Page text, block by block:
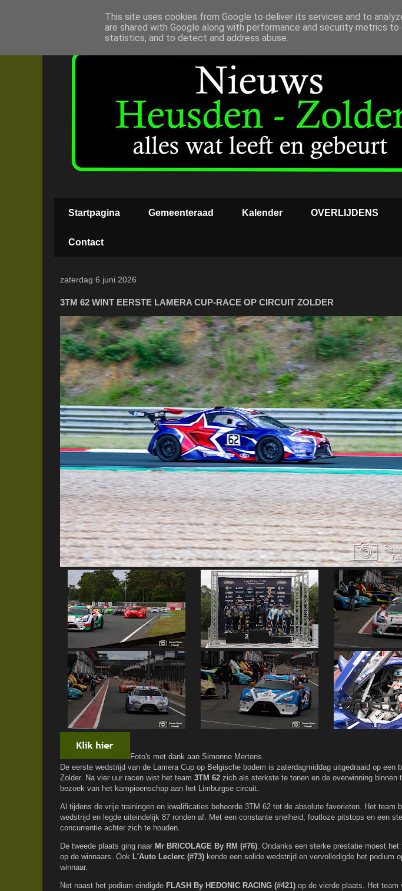
Startpagina Gemeenteraad Kalender OVERLIJDENS
Contact
zaterdag 6 juni 2026
3TM 62 WINT EERSTE LAMERA CUP-RACE OP CIRCUIT ZOLDER
Foto's met dank aan Simonne Mertens.
De eerste wedstrijd van de Lamera Cup op Belgische bodem is zaterdagmiddag uitgedraaid op een
Zolder. Na vier uur racen wist het team 3TM 62 zich als sterkste te tonen en de overwinning
bezoek van het kampioenschap aan het Limburgse circuit.
Al tijdens de vrije trainingen en kwalificaties behoorde 3TM 62 tot de absolute favorieten. Het team
wedstrijd en legde uiteindelijk 87 ronden af. Met een constante snelheid, foutloze pitstops en een
concurrentie achter zich te houden.
De tweede plaats ging naar Mr BRICOLAGE By RM (#76). Ondanks een sterke prestatie moest
op de winnaars. Ook L'Auto Leclerc (#73) kende een solide wedstrijd en vervolledigde het podium
winnaar.
Net naast het podium eindigde FLASH By HEDONIC RACING (#421) op de vierde plaats. Het team
This site uses cookies from Google to deliver its services and to
are shared with Google along with performance and security metrics
statistics, and to detect and address abuse.